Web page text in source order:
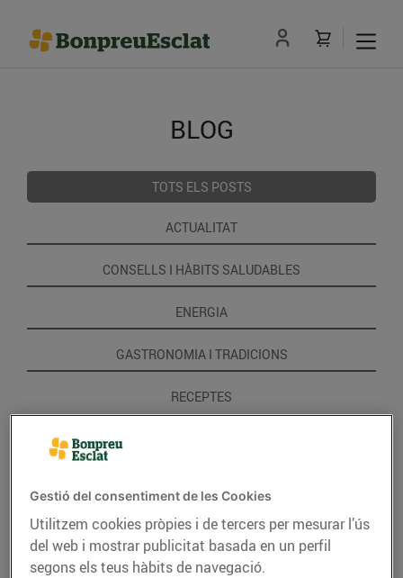
BLOG
TOTS ELS POSTS
ACTUALITAT
CONSELLS I HÀBITS SALUDABLES
ENERGIA
GASTRONOMIA I TRADICIONS
RECEPTES
Gestió del consentiment de les Cookies
Utilitzem cookies pròpies i de tercers per mesurar l’ús
del web i mostrar publicitat basada en un perfil
segons els teus hàbits de navegació.